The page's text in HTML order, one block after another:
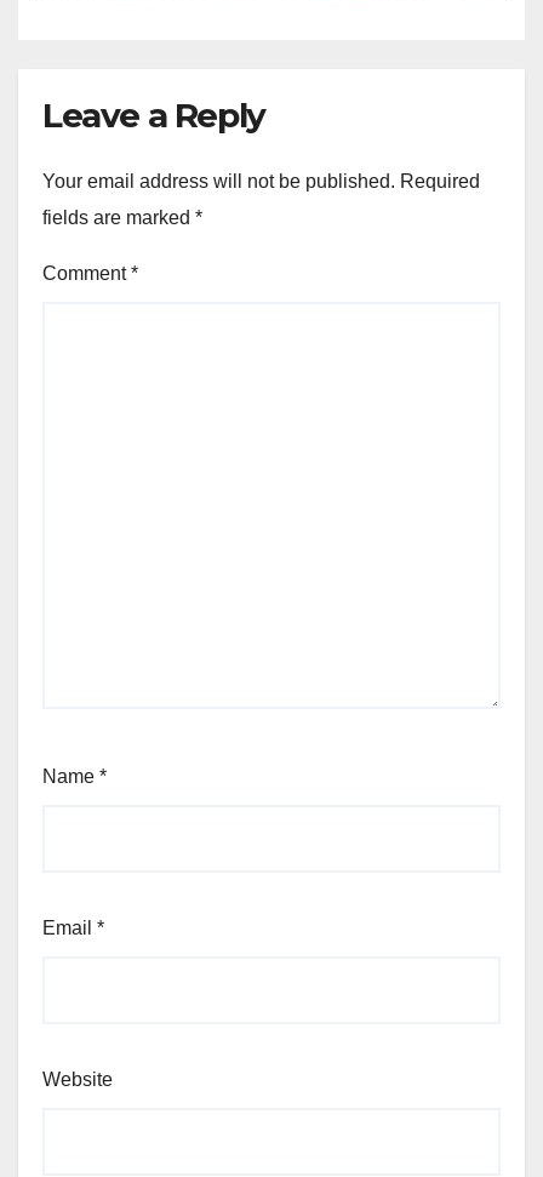
Leave a Reply
Your email address will not be published. Required
fields are marked *
Comment*
Name *
Email *
Website